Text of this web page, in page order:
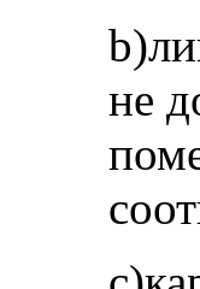
не